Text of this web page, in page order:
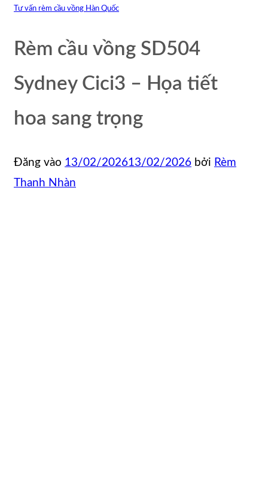
Tư vấn rèm cầu vồng Hàn Quốc
Rèm cầu vồng SD504
Sydney Cici3 – Họa tiết
hoa sang trọng
Đăng vào 13/02/202613/02/2026 bởi Rèm
Thanh Nhàn